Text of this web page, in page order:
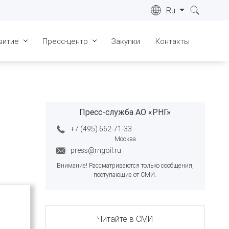
Ru
Инфраструктура
Общественные слушания
г.
Пресс-центр
Видеоматериалы
Фотогалерея
Закупки Контакты
Пресс-служба АО «РНГ»
+7 (495) 662-71-33
Москва
press@rngoil.ru
Внимание! Рассматриваются только сообщения,
поступающие от СМИ.
Читайте в СМИ